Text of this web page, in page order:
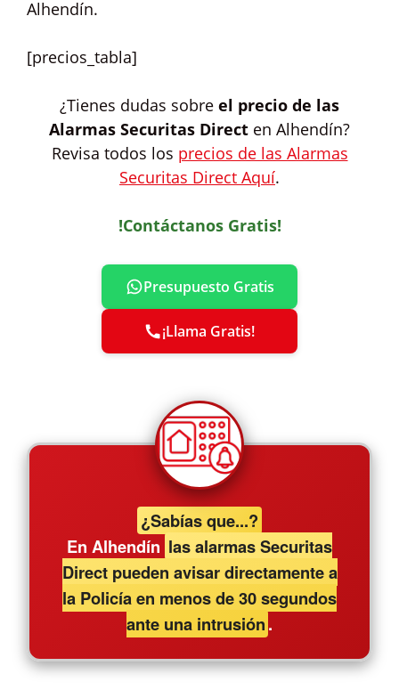
Alhendín.
[precios_tabla]
¿Tienes dudas sobre el precio de las
Alarmas Securitas Direct en Alhendín?
Revisa todos los precios de las Alarmas
Securitas Direct Aquí.
!Contáctanos Gratis!
Presupuesto Gratis
¡Llama Gratis!
¿Sabías que...?
En Alhendín las alarmas Securitas
Direct pueden avisar directamente a
la Policía en menos de 30 segundos
ante una intrusión.